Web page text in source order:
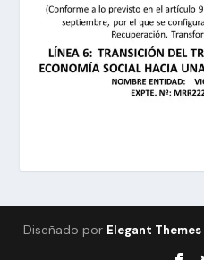
Diseñado por Elegant Themes